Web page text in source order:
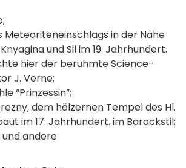
Meteoriteneinschlags in der Nähe
und Sil im 19. Jahrhundert.
hier der berühmte Science-
J. Verne;
“Prinzessin”;
dem hölzernen Tempel des Hl.
im 17. Jahrhundert. im Barockstil;
andere